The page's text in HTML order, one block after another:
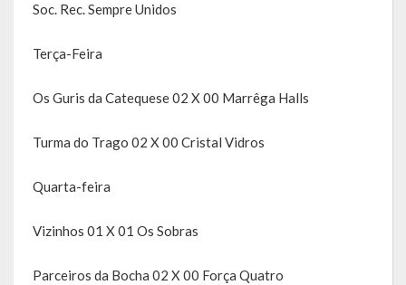
Desenvolvimento Social
Educação, Cultura, Turismo, Desporto e Lazer
Obras, Serviços Urbanos e Trânsito
Saúde
Cultura
Histórias
de Vila Seca
Soc. Rec. Sempre Unidos
Terça-Feira
Os Guris da Catequese 02 X 00 Marrêga Halls
Turma do Trago 02 X 00 Cristal Vidros
Quarta-feira
Vizinhos 01 X 01 Os Sobras
Parceiros da Bocha 02 X 00 Força Quatro